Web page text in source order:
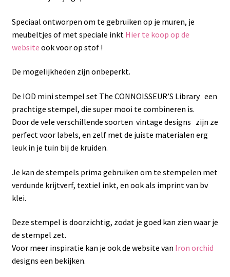
Speciaal ontworpen om te gebruiken op je muren, je
meubeltjes of met speciale inkt Hier te koop op de
website ook voor op stof !
De mogelijkheden zijn onbeperkt.
De IOD mini stempel set The CONNOISSEUR’S Library een
prachtige stempel, die super mooi te combineren is.
Door de vele verschillende soorten vintage designs zijn ze
perfect voor labels, en zelf met de juiste materialen erg
leuk in je tuin bij de kruiden.
Je kan de stempels prima gebruiken om te stempelen met
verdunde krijtverf, textiel inkt, en ook als imprint van bv
klei.
Deze stempel is doorzichtig, zodat je goed kan zien waar je
de stempel zet.
Voor meer inspiratie kan je ook de website van Iron orchid
designs een bekijken.